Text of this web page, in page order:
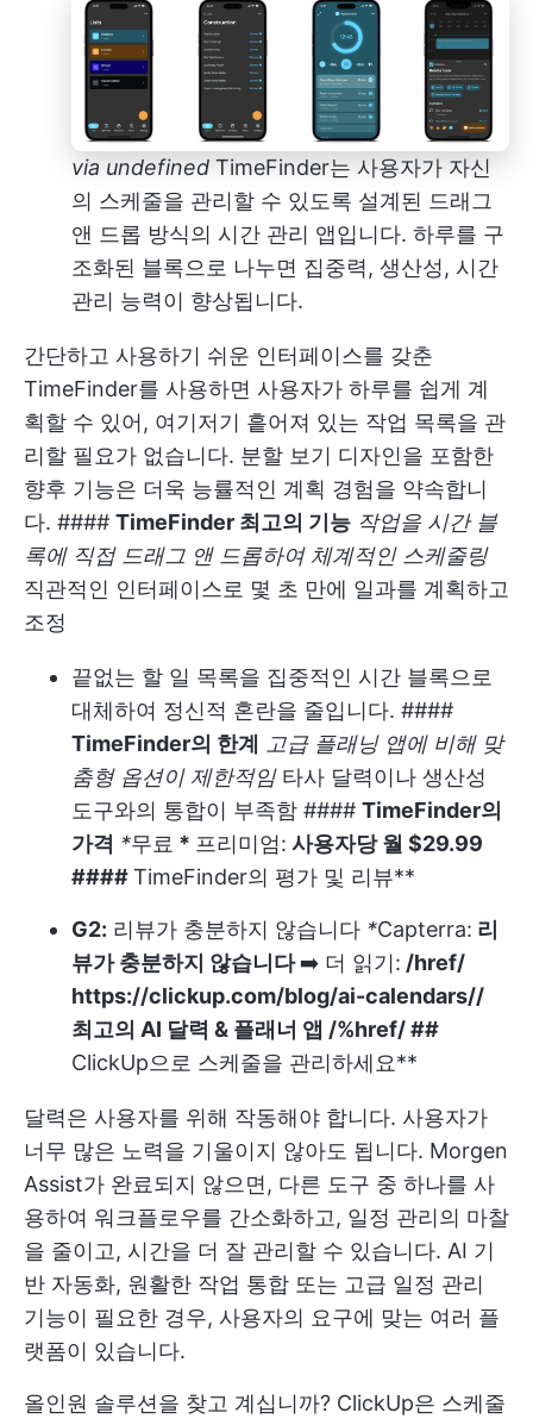
via undefined TimeFinder는 사용자가 자신
의 스케줄을 관리할 수 있도록 설계된 드래그
앤 드롭 방식의 시간 관리 앱입니다. 하루를 구
조화된 블록으로 나누면 집중력, 생산성, 시간
관리 능력이 향상됩니다.
간단하고 사용하기 쉬운 인터페이스를 갖춘
TimeFinder를 사용하면 사용자가 하루를 쉽게 계
획할 수 있어, 여기저기 흩어져 있는 작업 목록을 관
리할 필요가 없습니다. 분할 보기 디자인을 포함한
향후 기능은 더욱 능률적인 계획 경험을 약속합니
다. #### TimeFinder 최고의 기능 작업을 시간 블
록에 직접 드래그 앤 드롭하여 체계적인 스케줄링
직관적인 인터페이스로 몇 초 만에 일과를 계획하고
조정
끝없는 할 일 목록을 집중적인 시간 블록으로
대체하여 정신적 혼란을 줄입니다. ####
TimeFinder의 한계 고급 플래닝 앱에 비해 맞
춤형 옵션이 제한적임 타사 달력이나 생산성
도구와의 통합이 부족함 #### TimeFinder의
가격 *무료 * 프리미엄: 사용자당 월 $29.99
####TimeFinder의 평가 및 리뷰**
G2: 리뷰가 충분하지 않습니다 *Capterra: 리
뷰가 충분하지 않습니다➡️ 더 읽기: /href/
https://clickup.com/blog/ai-calendars//
최고의 AI 달력 & 플래너 앱 /%href/ ##
ClickUp으로 스케줄을 관리하세요**
달력은 사용자를 위해 작동해야 합니다. 사용자가
너무 많은 노력을 기울이지 않아도 됩니다. Morgen
Assist가 완료되지 않으면, 다른 도구 중 하나를 사
용하여 워크플로우를 간소화하고, 일정 관리의 마찰
을 줄이고, 시간을 더 잘 관리할 수 있습니다. AI 기
반 자동화, 원활한 작업 통합 또는 고급 일정 관리
기능이 필요한 경우, 사용자의 요구에 맞는 여러 플
랫폼이 있습니다.
올인원 솔루션을 찾고 계십니까? ClickUp은 스케줄